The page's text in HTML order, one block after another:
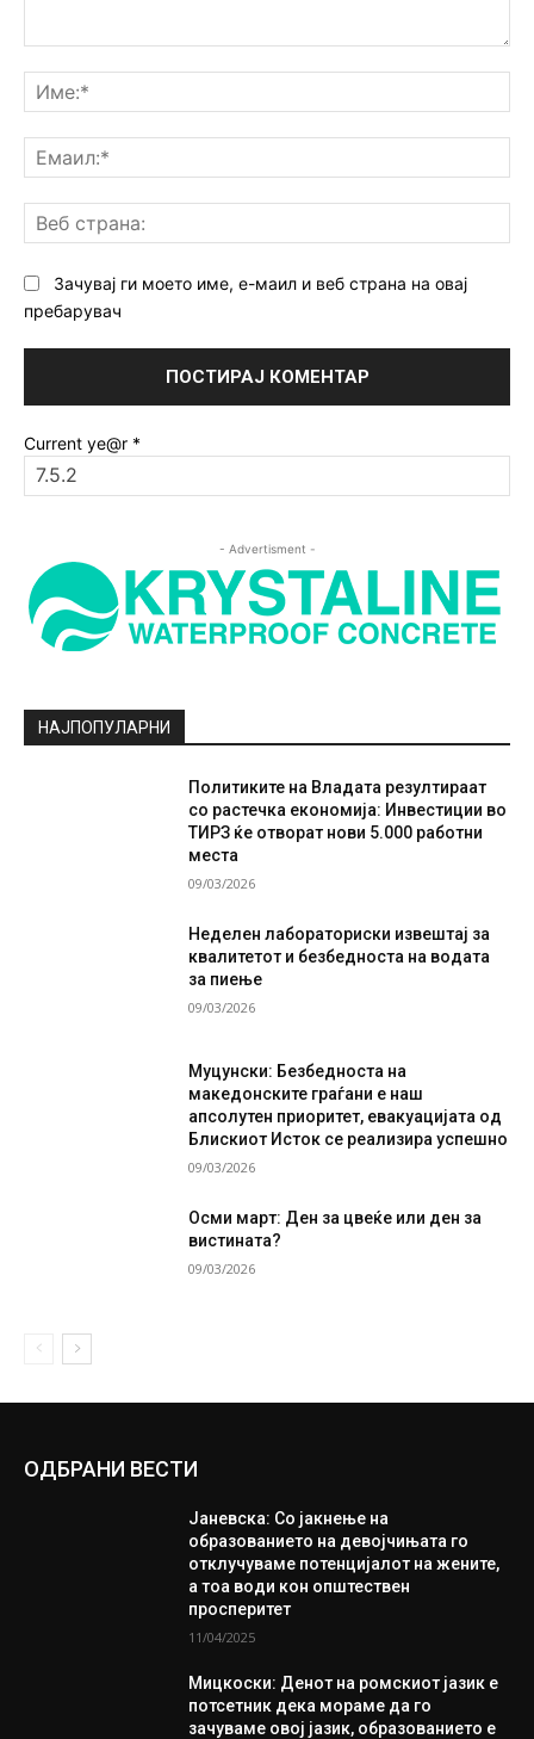
Зачувај ги моето име, е-маил и веб страна на овај
пребарувач
Current ye@r *
- Advertisment -
НАЈПОПУЛАРНИ
Политиките на Владата резултираат
со растечка економија: Инвестиции во
ТИРЗ ќе отворат нови 5.000 работни
места
09/03/2026
Неделен лабораториски извештај за
квалитетот и безбедноста на водата
за пиење
09/03/2026
Муцунски: Безбедноста на
македонските граѓани е наш
апсолутен приоритет, евакуацијата од
Блискиот Исток се реализира успешно
09/03/2026
Осми март: Ден за цвеќе или ден за
вистината?
09/03/2026
ОДБРАНИ ВЕСТИ
Јаневска: Со јакнење на
образованието на девојчињата го
отклучуваме потенцијалот на жените,
а тоа води кон општествен
просперитет
11/04/2025
Мицкоски: Денот на ромскиот јазик е
потсетник дека мораме да го
зачуваме овој јазик, образованието е